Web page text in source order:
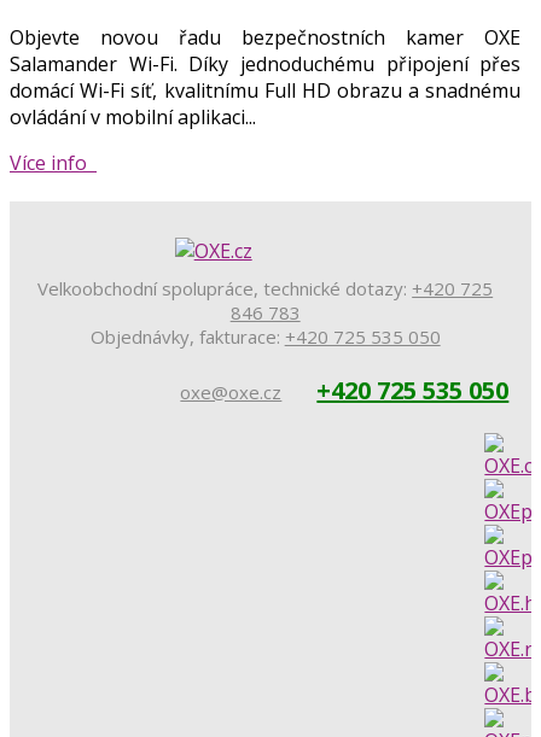
Objevte novou řadu bezpečnostních kamer OXE
Salamander Wi-Fi. Díky jednoduchému připojení přes
domácí Wi-Fi síť, kvalitnímu Full HD obrazu a snadnému
ovládání v mobilní aplikaci...
Více info
Velkoobchodní spolupráce, technické dotazy: +420 725
846 783
Objednávky, fakturace: +420 725 535 050
oxe@oxe.cz +420 725 535 050